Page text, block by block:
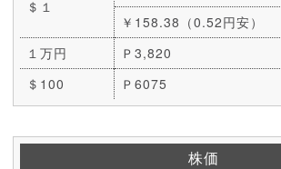
＄１
￥158.38（0.52円安）
１万円
Ｐ3,820
＄100
Ｐ6075
株価